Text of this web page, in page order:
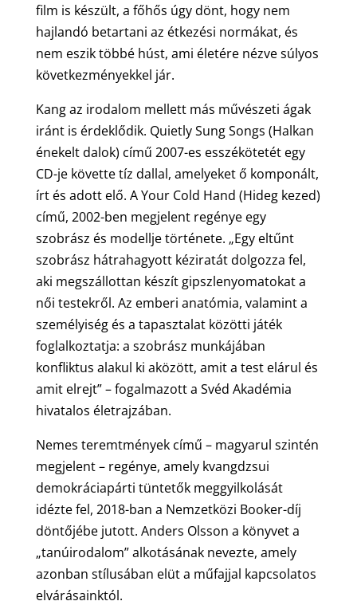
film is készült, a főhős úgy dönt, hogy nem
hajlandó betartani az étkezési normákat, és
nem eszik többé húst, ami életére nézve súlyos
következményekkel jár.
Kang az irodalom mellett más művészeti ágak
iránt is érdeklődik. Quietly Sung Songs (Halkan
énekelt dalok) című 2007-es esszékötetét egy
CD-je követte tíz dallal, amelyeket ő komponált,
írt és adott elő. A Your Cold Hand (Hideg kezed)
című, 2002-ben megjelent regénye egy
szobrász és modellje története. „Egy eltűnt
szobrász hátrahagyott kéziratát dolgozza fel,
aki megszállottan készít gipszlenyomatokat a
női testekről. Az emberi anatómia, valamint a
személyiség és a tapasztalat közötti játék
foglalkoztatja: a szobrász munkájában
konfliktus alakul ki aközött, amit a test elárul és
amit elrejt” – fogalmazott a Svéd Akadémia
hivatalos életrajzában.
Nemes teremtmények című – magyarul szintén
megjelent – regénye, amely kvangdzsui
demokráciapárti tüntetők meggyilkolását
idézte fel, 2018-ban a Nemzetközi Booker-díj
döntőjébe jutott. Anders Olsson a könyvet a
„tanúirodalom” alkotásának nevezte, amely
azonban stílusában elüt a műfajjal kapcsolatos
elvárásainktól.